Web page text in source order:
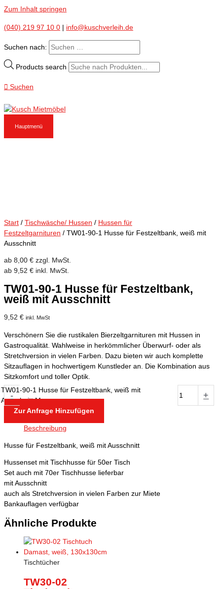
Zum Inhalt springen
(040) 219 97 10 0 info@kuschverleih.de
Suchen nach:
Products search
Suchen
Hauptmenü
Start / Tischwäsche/ Hussen / Hussen für
Festzeltgarnituren / TW01-90-1 Husse für Festzeltbank, weiß mit
Ausschnitt
ab 8,00 € zzgl. MwSt.
ab 9,52 € inkl. MwSt.
TW01-90-1 Husse für Festzeltbank,
weiß mit Ausschnitt
9,52 € inkl. MwSt
Verschönern Sie die rustikalen Bierzeltgarnituren mit Hussen in
Gastroqualität. Wahlweise in herkömmlicher Überwurf- oder als
Stretchversion in vielen Farben. Dazu bieten wir auch komplette
Sitzauflagen in hochwertigem Kunstleder an. Die Kombination aus
Sitzkomfort und toller Optik.
-
TW01-90-1 Husse für Festzeltbank, weiß mit
Ausschnitt Menge
+
Zur Anfrage Hinzufügen
Beschreibung
Husse für Festzeltbank, weiß mit Ausschnitt
Hussenset mit Tischhusse für 50er Tisch
Set auch mit 70er Tischhusse lieferbar
mit Ausschnitt
auch als Stretchversion in vielen Farben zur Miete
Bankauflagen verfügbar
Ähnliche Produkte
Tischtücher
TW30-02